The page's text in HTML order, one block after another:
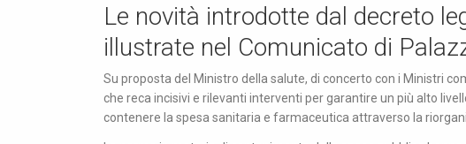
Le novità introdotte dal decreto
illustrate nel Comunicato di
Su proposta del Ministro della salute, di concerto con i Ministri
che reca incisivi e rilevanti interventi per garantire un più alto
contenere la spesa sanitaria e farmaceutica attraverso la